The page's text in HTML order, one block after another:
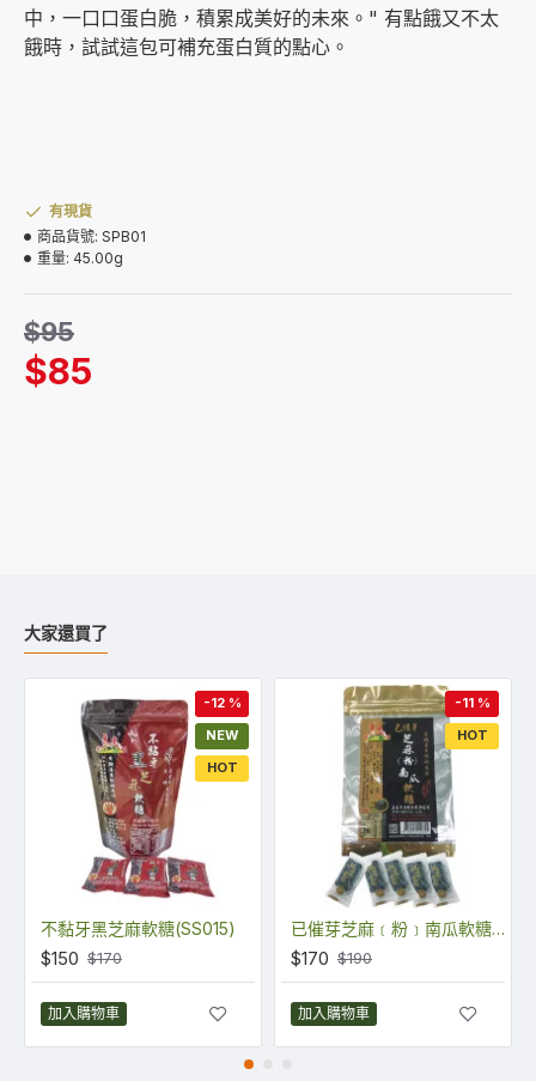
中，一口口蛋白脆，積累成美好的未來。" 有點餓又不太
餓時，試試這包可補充蛋白質的點心。
$85
$95
有現貨
商品貨號: SPB01
重量: 45.00g
大家還買了
NEW
HOT
-12 %
不黏牙黑芝麻軟糖(SS015)
$150 $170
加入購物車
HOT
-11 %
已催芽芝麻﹝粉﹞南瓜軟糖 (SQP01)
$170 $190
加入購物車